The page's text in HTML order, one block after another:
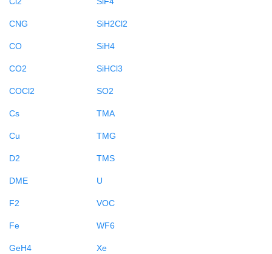
CNG
CO
CO2
COCl2
Cs
Cu
D2
DME
F2
Fe
GeH4
SiH2Cl2
SiH4
SiHCl3
SO2
TMA
TMG
TMS
U
VOC
WF6
Xe